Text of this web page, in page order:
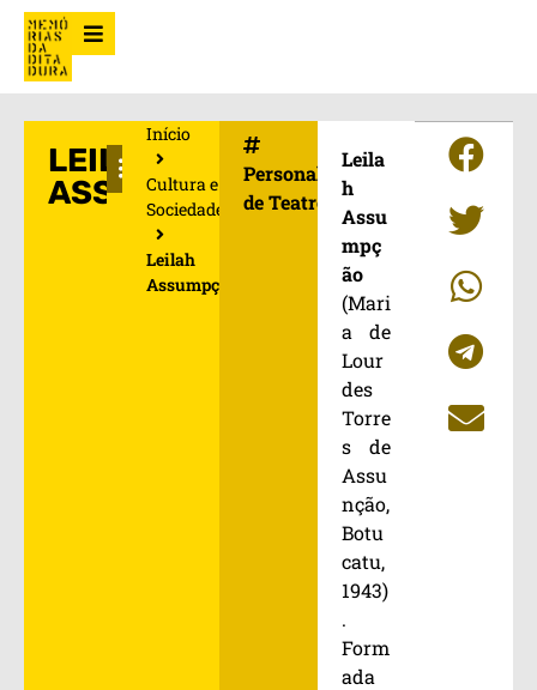
LEILAH
ASSUMPÇÃO
Início
Cultura e
Sociedade
Leilah
Assumpção
Personalidade
de Teatro
Leila
h
Assu
mpç
ão
(Mari
a de
Lour
des
Torre
s de
Assu
nção,
Botu
catu,
1943)
.
Form
ada